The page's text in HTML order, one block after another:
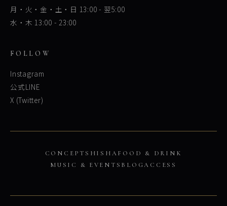
月・火・金・土・日 13:00 - 翌5:00
水・木 13:00 - 23:00
FOLLOW
Instagram
公式LINE
X (Twitter)
CONCEPT SHISHAFOOD & DRINK
MUSIC & EVENTS BLOGACCESS